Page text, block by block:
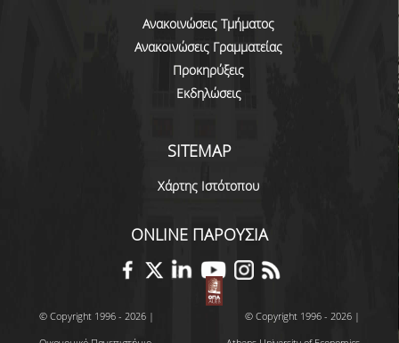
ΜΗΤΡΩΟ ΜΕΛΩΝ ΤΜΗΜΑΤΟΣ
ΠΡΟΠΤΥΧΙΑΚΕΣ ΣΠΟΥΔΕΣ
ΟΔΗΓΟΣ ΚΑΙ ΚΑΤΕΥΘΥΝΣΕΙΣ ΣΠΟΥΔΩΝ
ΜΑΘΗΜΑΤΑ ΠΡΟΓΡΑΜΜΑΤΟΣ ΣΠΟΥΔΩΝ
ΜΑΘΗΜΑΤΑ ΕΛΕΥΘΕΡΗΣ ΕΠΙΛΟΓΗΣ ΑΠΟ
ΑΛΛΑ ΤΜΗΜΑΤΑ
ΒΡΑΒΕΙΑ ΕΡΓΑΣΙΩΝ
ΠΡΑΚΤΙΚΗ ΑΣΚΗΣΗ ΚΑΙ ΠΤΥΧΙΑΚΗ ΕΡΓΑΣΙΑ
Ανακοινώσεις Τμήματος
Ανακοινώσεις Γραμματείας
Προκηρύξεις
Εκδηλώσεις
SITEMAP
Χάρτης Ιστότοπου
ONLINE ΠΑΡΟΥΣΙΑ
© Copyright 1996 - 2026 |
© Copyright 1996 - 2026 |